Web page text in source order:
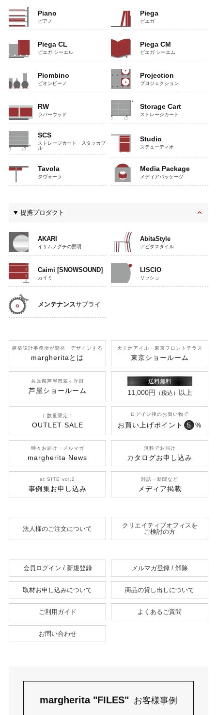
Piano
ピアノ
Piega
ピエガ
Piega CL
ピエガ シーエル
Piega CM
ピエガ シーエム
Piombino
ピオンビーノ
Projection
プロジェクション
RW
ラバーウッド
Storage Cart
ストレージカート
SCS
ストレージカート・スタッカブ
ル
Studio
ステューディオ
Tavola
タヴォーラ
Media Package
メディアパッケージ
提携プロダクト
AKARI
イサムノグチの照明
AbitaStyle
アビタスタイル
Caimi [SNOWSOUND]
カイミ
LISCIO
リッショ
メンテナンスサプライ
建築設計事務所が開発 ・デザインする
margheritaとは
天王洲アイル ・東京フロントテラス
東京ショールーム
兵庫県芦屋市翠ヶ丘町
芦屋ショールーム
送料無料
11,000円 （税込） 以上
[ 数量限定 ]
OUTLET SALE
ログイン後のお買い物で
お買い上げポイント 5 %
時々お届け・メルマガ
margherita News
無料でお届け
カタログお申し込み
at SITE vol.2
事例集お申し込み
雑誌・新聞など
メディア掲載
法人様のご注文について
クリエイティブオフィスを
ご検討の方
会員ログイン / 新規登録 メルマガ登録 / 解除
取材お申し込みについて 商品の貸し出しについて
ご利用ガイド よくあるご質問
お問い合わせ
margherita "FILES" お客様事例